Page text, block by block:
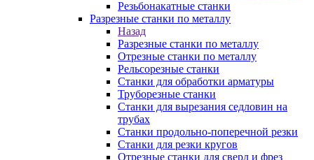
Резьбонакатные станки
Разрезные станки по металлу
Назад
Разрезные станки по металлу
Отрезные станки по металлу
Рельсорезные станки
Станки для обработки арматуры
Труборезные станки
Станки для вырезания седловин на
трубаx
Станки продольно-поперечной резки
Станки для резки кругов
Отрезные станки для сверл и фрез